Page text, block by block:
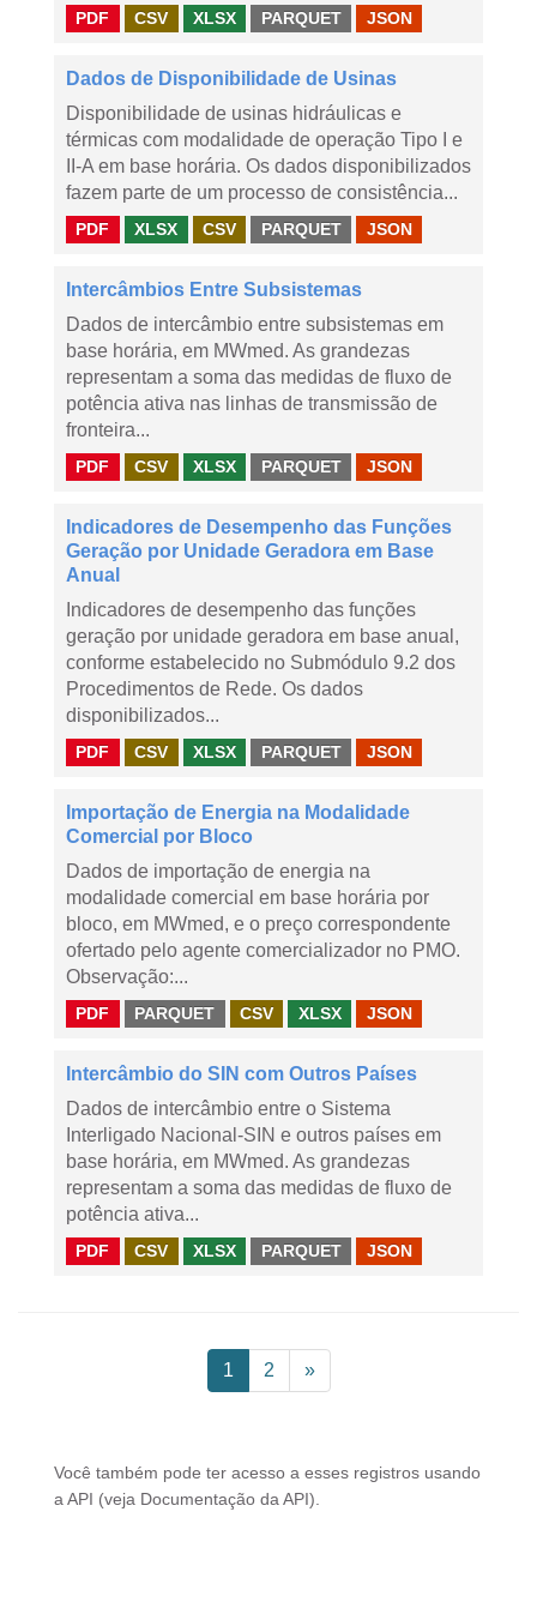
PDF CSV XLSX PARQUET JSON
Dados de Disponibilidade de Usinas
Disponibilidade de usinas hidráulicas e
térmicas com modalidade de operação Tipo I e
II-A em base horária. Os dados disponibilizados
fazem parte de um processo de consistência...
PDF XLSX CSV PARQUET JSON
Intercâmbios Entre Subsistemas
Dados de intercâmbio entre subsistemas em
base horária, em MWmed. As grandezas
representam a soma das medidas de fluxo de
potência ativa nas linhas de transmissão de
fronteira...
PDF CSV XLSX PARQUET JSON
Indicadores de Desempenho das Funções
Geração por Unidade Geradora em Base
Anual
Indicadores de desempenho das funções
geração por unidade geradora em base anual,
conforme estabelecido no Submódulo 9.2 dos
Procedimentos de Rede. Os dados
disponibilizados...
PDF CSV XLSX PARQUET JSON
Importação de Energia na Modalidade
Comercial por Bloco
Dados de importação de energia na
modalidade comercial em base horária por
bloco, em MWmed, e o preço correspondente
ofertado pelo agente comercializador no PMO.
Observação:...
PDF PARQUET CSV XLSX JSON
Intercâmbio do SIN com Outros Países
Dados de intercâmbio entre o Sistema
Interligado Nacional-SIN e outros países em
base horária, em MWmed. As grandezas
representam a soma das medidas de fluxo de
potência ativa...
PDF CSV XLSX PARQUET JSON
1 2 »
Você também pode ter acesso a esses registros usando
a API (veja Documentação da API ).